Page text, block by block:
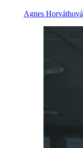
Agnes Horváthová